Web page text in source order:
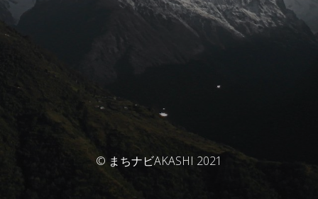
© まちナビAKASHI 2021